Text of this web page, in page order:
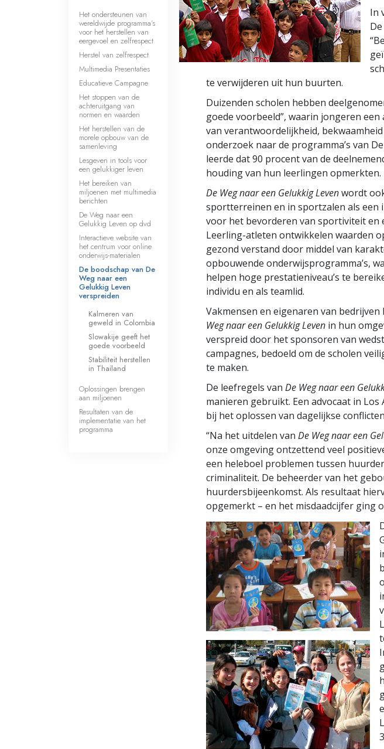
In
te verwijderen uit hun buurten.
Duizenden scholen hebben
goede voorbeeld”, waarin jongeren
van verantwoordelijkheid,
onderzoek naar de programma’s van
leerde dat 90 procent van de
houding van hun leerlingen opmerkten.
De Weg naar een Gelukkig Levenwordt
sportterreinen en in sportzalen als een
voor het bevorderen van sportiviteit en
Leerling-atleten ontwikkelen waarden
gezond verstand door middel van
opbouwende onderwijsprogramma’s,
helpen hoge prestatieniveau’s te
individu en als teamlid.
Vakmensen en eigenaren van bedrijven
Weg naar een Gelukkig Leven in hun
verspreid door het sponsoren van
campagnes, bedoeld om de scholen
te maken.
De leefregels van De Weg naar een
manieren gebruikt. Een advocaat in
bij het oplossen van dagelijkse
“Na het uitdelen van De Weg naar een
onze omgeving ontzettend veel
een heleboel problemen tussen
criminaliteit. De beheerder van het
huurdersbijeenkomst. Als resultaat
opgemerkt – en het misdaadcijfer ging
Het ondersteunen van
wereldwijde programma’s
voor het herstellen van
eergevoel en zelfrespect
Herstel van zelfrespect
Multimedia Presentaties
Educatieve Campagne
Het stoppen van de
achteruitgang van
normen en waarden
Het herstellen van de
morele opbouw van de
samenleving
Lesgeven in tools voor
een gelukkiger leven
Het bereiken van
miljoenen met multimedia
berichten
De Weg naar een
Gelukkig Leven op dvd
Interactieve website van
het centrum voor online
onderwijs-materialen
De boodschap van De
Weg naar een
Gelukkig Leven
verspreiden
Kalmeren van
geweld in Colombia
Slowakije geeft het
goede voorbeeld
Stabiliteit herstellen
in Thailand
Oplossingen brengen
aan miljoenen
Resultaten van de
implementatie van het
programma